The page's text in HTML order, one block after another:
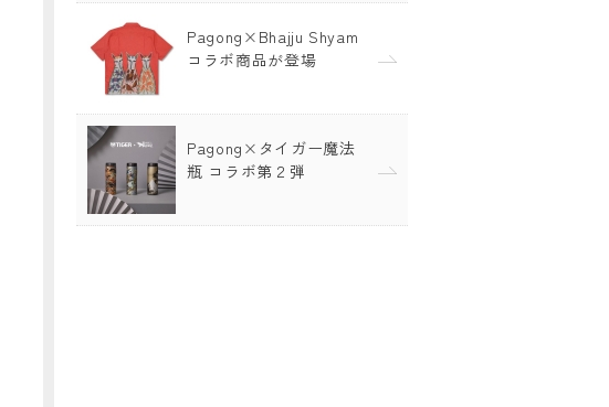
Pagong×Bhajju Shyam
コラボ商品が登場
Pagong×タイガー魔法
瓶 コラボ第２弾